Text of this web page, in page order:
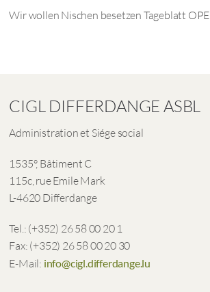
Wir wollen Nischen besetzen Tageblatt OPE
CIGL DIFFERDANGE ASBL
Administration et Siége social
1535°, Bâtiment C
115c, rue Emile Mark
L-4620 Differdange
Tel.: (+352) 26 58 00 20 1
Fax: (+352) 26 58 00 20 30
E-Mail: info@cigl.differdange.lu